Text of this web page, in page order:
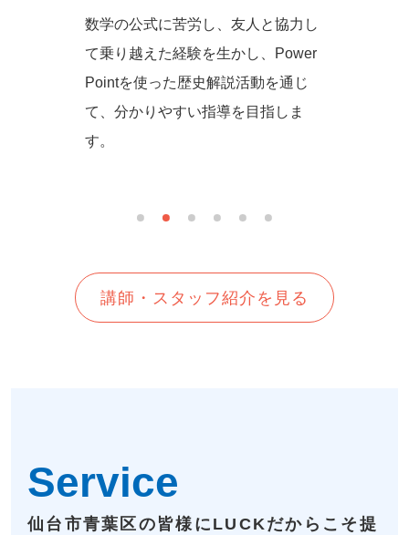
数学の公式に苦労し、友人と協力し
て乗り越えた経験を生かし、Power
Pointを使った歴史解説活動を通じ
て、分かりやすい指導を目指しま
す。
講師・スタッフ紹介を見る
Service
仙台市青葉区の皆様にLUCKだからこそ提